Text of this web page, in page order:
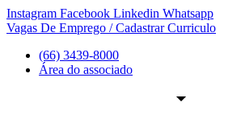
Ir
para
conteúdo
Instagram Facebook Linkedin Whatsapp
Vagas De Emprego / Cadastrar Curriculo
(66) 3439-8000
Área do associado